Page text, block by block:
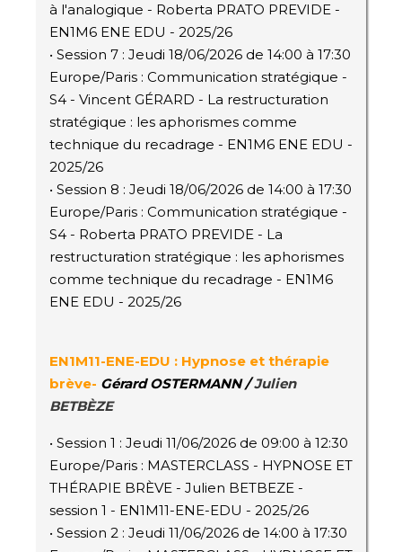
à l'analogique - Roberta PRATO PREVIDE -
EN1M6 ENE EDU - 2025/26
• Session 7 : Jeudi 18/06/2026 de 14:00 à 17:30
Europe/Paris : Communication stratégique -
S4 - Vincent GÉRARD - La restructuration
stratégique : les aphorismes comme
technique du recadrage - EN1M6 ENE EDU -
2025/26
• Session 8 : Jeudi 18/06/2026 de 14:00 à 17:30
Europe/Paris : Communication stratégique -
S4 - Roberta PRATO PREVIDE - La
restructuration stratégique : les aphorismes
comme technique du recadrage - EN1M6
ENE EDU - 2025/26
EN1M11-ENE-EDU : Hypnose et thérapie
brève- Gérard OSTERMANN/Julien
BETBÈZE
• Session 1 : Jeudi 11/06/2026 de 09:00 à 12:30
Europe/Paris : MASTERCLASS - HYPNOSE ET
THÉRAPIE BRÈVE - Julien BETBEZE -
session 1 - EN1M11-ENE-EDU - 2025/26
• Session 2 : Jeudi 11/06/2026 de 14:00 à 17:30